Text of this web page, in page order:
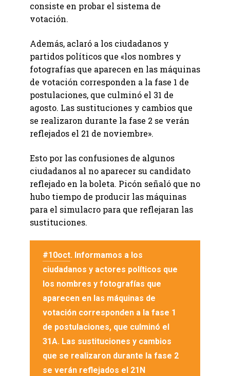
consiste en probar el sistema de
votación.
Además, aclaró a los ciudadanos y
partidos políticos que «los nombres y
fotografías que aparecen en las máquinas
de votación corresponden a la fase 1 de
postulaciones, que culminó el 31 de
agosto. Las sustituciones y cambios que
se realizaron durante la fase 2 se verán
reflejados el 21 de noviembre».
Esto por las confusiones de algunos
ciudadanos al no aparecer su candidato
reflejado en la boleta. Picón señaló que no
hubo tiempo de producir las máquinas
para el simulacro para que reflejaran las
sustituciones.
#10oct. Informamos a los
ciudadanos y actores políticos que
los nombres y fotografías que
aparecen en las máquinas de
votación corresponden a la fase 1
de postulaciones, que culminó el
31A. Las sustituciones y cambios
que se realizaron durante la fase 2
se verán reflejados el 21N